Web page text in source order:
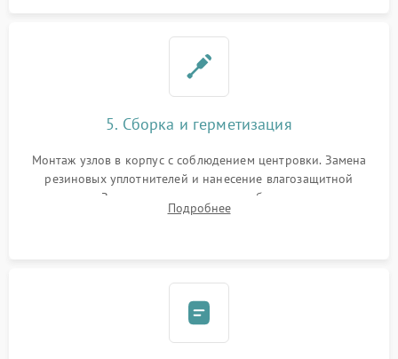
5. Сборка и герметизация
Монтаж узлов в корпус с соблюдением центровки. Замена
резиновых уплотнителей и нанесение влагозащитной
смазки. Заполнение внутреннего объема прицела
осушенным азотом для предотвращения запотевания оптики
Подробнее